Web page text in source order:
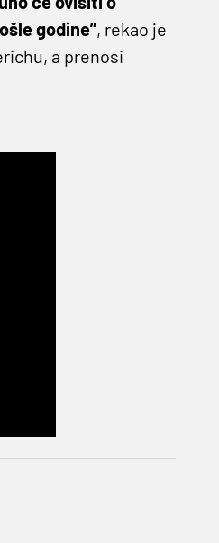
godine”, rekao je
a prenosi